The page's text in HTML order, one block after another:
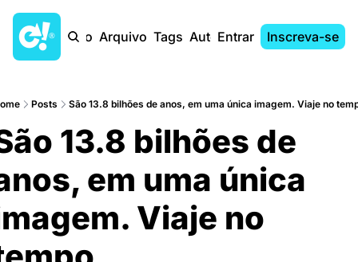
Início Arquivo Tags AutoresEntrar Inscreva-se
Posts São 13.8 bilhões de anos, em uma única imagem. Viaje no
13.8 bilhões de
em uma única
Viaje no